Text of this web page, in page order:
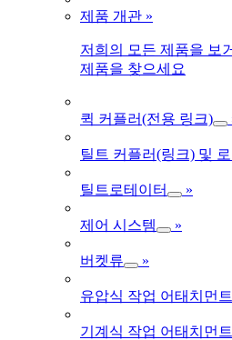
제품 개관 »
저희의 모든 제품을 보
제품을 찾으세요
퀵 커플러(전용 링크)
틸트 커플러(링크) 및
틸트로테이터 »
제어 시스템 »
버켓류 »
유압식 작업 어태치먼트
기계식 작업 어태치먼트